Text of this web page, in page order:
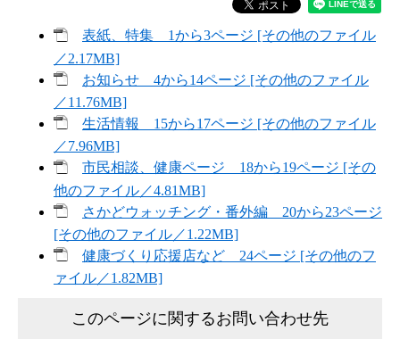
表紙、特集 1から3ページ [その他のファイル
／2.17MB]
お知らせ 4から14ページ [その他のファイル
／11.76MB]
生活情報 15から17ページ [その他のファイル
／7.96MB]
市民相談、健康ページ 18から19ページ [その
他のファイル／4.81MB]
さかどウォッチング・番外編 20から23ページ
[その他のファイル／1.22MB]
健康づくり応援店など 24ページ [その他のフ
ァイル／1.82MB]
このページに関するお問い合わせ先